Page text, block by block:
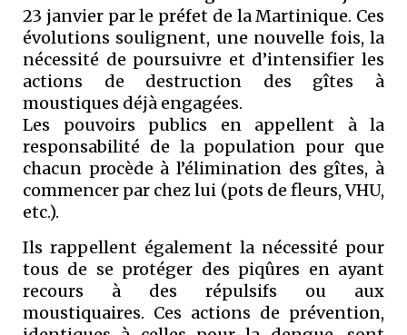
23 janvier par le préfet de la Martinique. Ces
évolutions soulignent, une nouvelle fois, la
nécessité de poursuivre et d’intensifier les
actions de destruction des gîtes à
moustiques déjà engagées.
Les pouvoirs publics en appellent à la
responsabilité de la population pour que
chacun procède à l’élimination des gîtes, à
commencer par chez lui (pots de fleurs, VHU,
etc.).
Ils rappellent également la nécessité pour
tous de se protéger des piqûres en ayant
recours à des répulsifs ou aux
moustiquaires. Ces actions de prévention,